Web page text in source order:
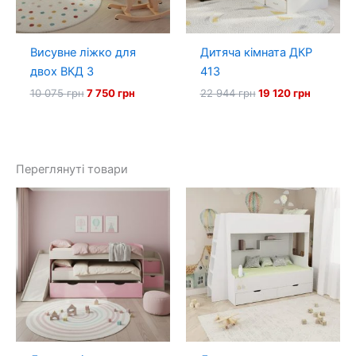
Висувне ліжко для
двох ВКД 3
10 075грн Оригінальна
7 750грнПоточна
Дитяча кімната ДКР
413
22 944грн Оригінальна
19 120грнПоточна
Переглянуті товари